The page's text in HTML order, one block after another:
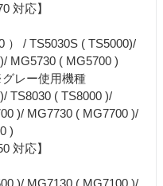
対応】
） / TS5030S ( TS5000)/
MG5730 ( MG5700 )
レー使用機種
TS8030 ( TS8000 )/
)/ MG7730 ( MG7700 )/
)
対応】
)/ MG7130 ( MG7100 )/